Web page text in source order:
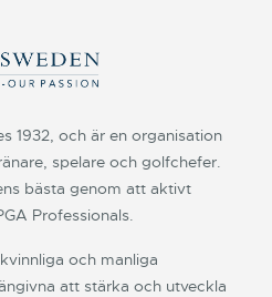
1932, och är en organisation
spelare och golfchefer.
bästa genom att aktivt
Professionals.
och manliga
att stärka och utveckla